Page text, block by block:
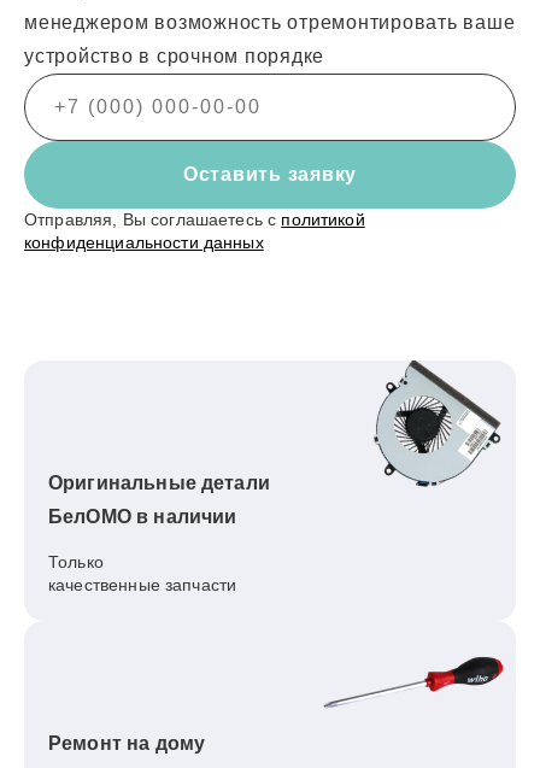
менеджером возможность отремонтировать ваше
устройство в срочном порядке
Оставить заявку
Отправляя, Вы соглашаетесь с политикой
конфиденциальности данных
Оригинальные детали
БелОМО в наличии
Только
качественные запчасти
Ремонт на дому